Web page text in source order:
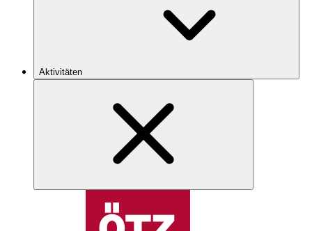
Aktivitäten